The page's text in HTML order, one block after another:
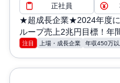
正社員
★超成長企業★2024年度
ループ売上2兆円目標！年
注目 上場・成長企業 年収450万以